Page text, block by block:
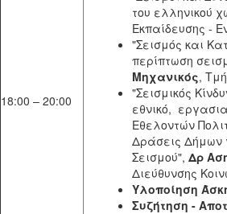
18:00 – 20:00
του ελληνικού
Εκπαίδευσης -
"Σεισμός και
περίπτωση
Μηχανικός,
"Σεισμικός
εθνικό,
Εθελοντών
Δράσεις Δήμων
Σεισμού", Δρ
Διεύθυνσης
Υλοποίηση
Συζήτηση -